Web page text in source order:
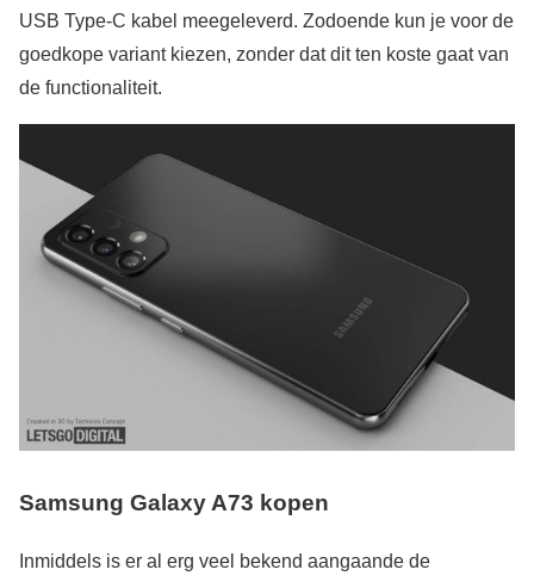
USB Type-C kabel meegeleverd. Zodoende kun je voor de
goedkope variant kiezen, zonder dat dit ten koste gaat van
de functionaliteit.
Samsung Galaxy A73 kopen
Inmiddels is er al erg veel bekend aangaande de